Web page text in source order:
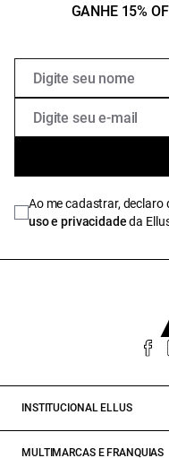
GANHE 15%
Ao me cadastrar, declaro
uso e privacidadeda
INSTITUCIONAL ELLUS
MULTIMARCAS E FRANQUIAS